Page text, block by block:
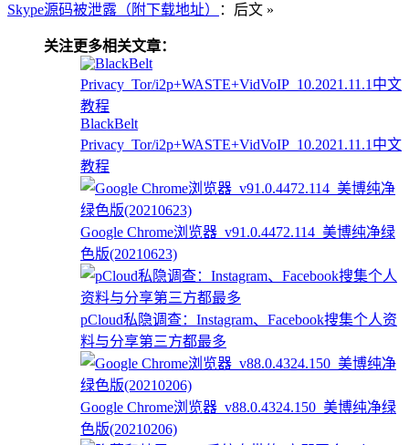
Skype源码被泄露（附下载地址）
：后文 »
关注更多相关文章：
BlackBelt
Privacy_Tor/i2p+WASTE+VidVoIP_10.2021.11.1中文
教程
Google Chrome浏览器_v91.0.4472.114_美博纯净绿
色版(20210623)
pCloud私隐调查：Instagram、Facebook搜集个人资
料与分享第三方都最多
Google Chrome浏览器_v88.0.4324.150_美博纯净绿
色版(20210206)